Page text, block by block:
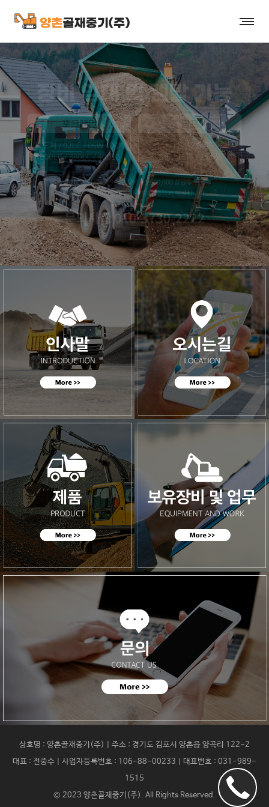
상호명 : 양촌골재중기(주) | 주소 : 경기도 김포시 양촌읍 양곡리 122-2
대표 : 전중수 | 사업자등록번호 : 106-88-00233 | 대표번호 : 031-989-
1515
© 2023 양촌골재중기(주) . All Rights Reserved.